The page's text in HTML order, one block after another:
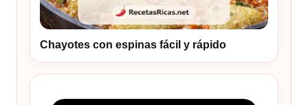
Chayotes con espinas fácil y rápido